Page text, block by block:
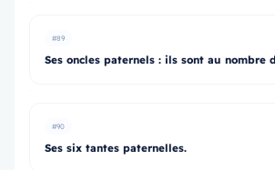
#89
Ses oncles paternels : ils sont au nombre
#90
Ses six tantes paternelles.